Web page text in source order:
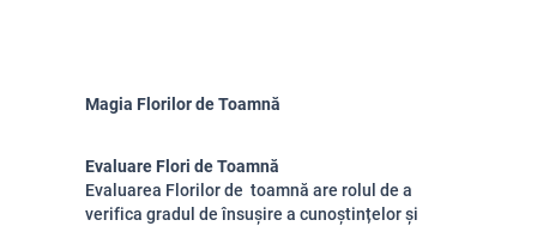
Magia Florilor de Toamnă
Evaluare Flori de Toamnă
Evaluarea Florilor de toamnă are rolul de a
verifica gradul de însușire a cunoștințelor și